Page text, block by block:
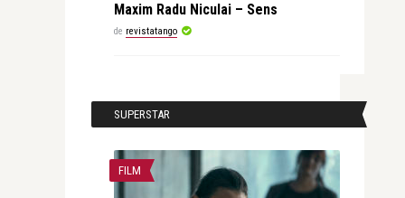
Maxim Radu Niculai – Sens
de revistatango
SUPERSTAR
FILM